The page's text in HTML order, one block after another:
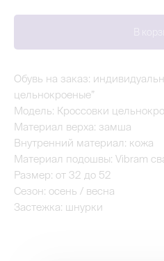
Обувь на заказ:
цельнокроеные”
Модель: Кроссовки
Материал верха: замша
Внутренний материал: кожа
Материал подошвы: Vibram
Размер: от 32 до 52
Сезон: осень / весна
Застежка: шнурки